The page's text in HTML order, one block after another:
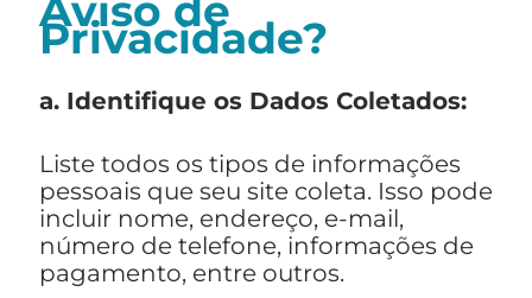
Aviso de
Privacidade?
a. Identifique os Dados Coletados:
Liste todos os tipos de informações
pessoais que seu site coleta. Isso pode
incluir nome, endereço, e-mail,
número de telefone, informações de
pagamento, entre outros.